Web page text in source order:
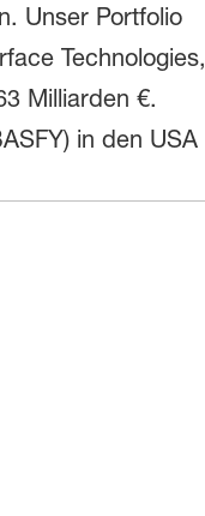
Unser Portfolio
Technologies,
Milliarden €.
in den USA